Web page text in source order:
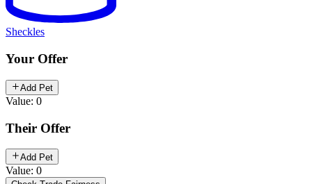
Sheckles
Your Offer
Add Pet
Value: 0
Their Offer
Add Pet
Value: 0